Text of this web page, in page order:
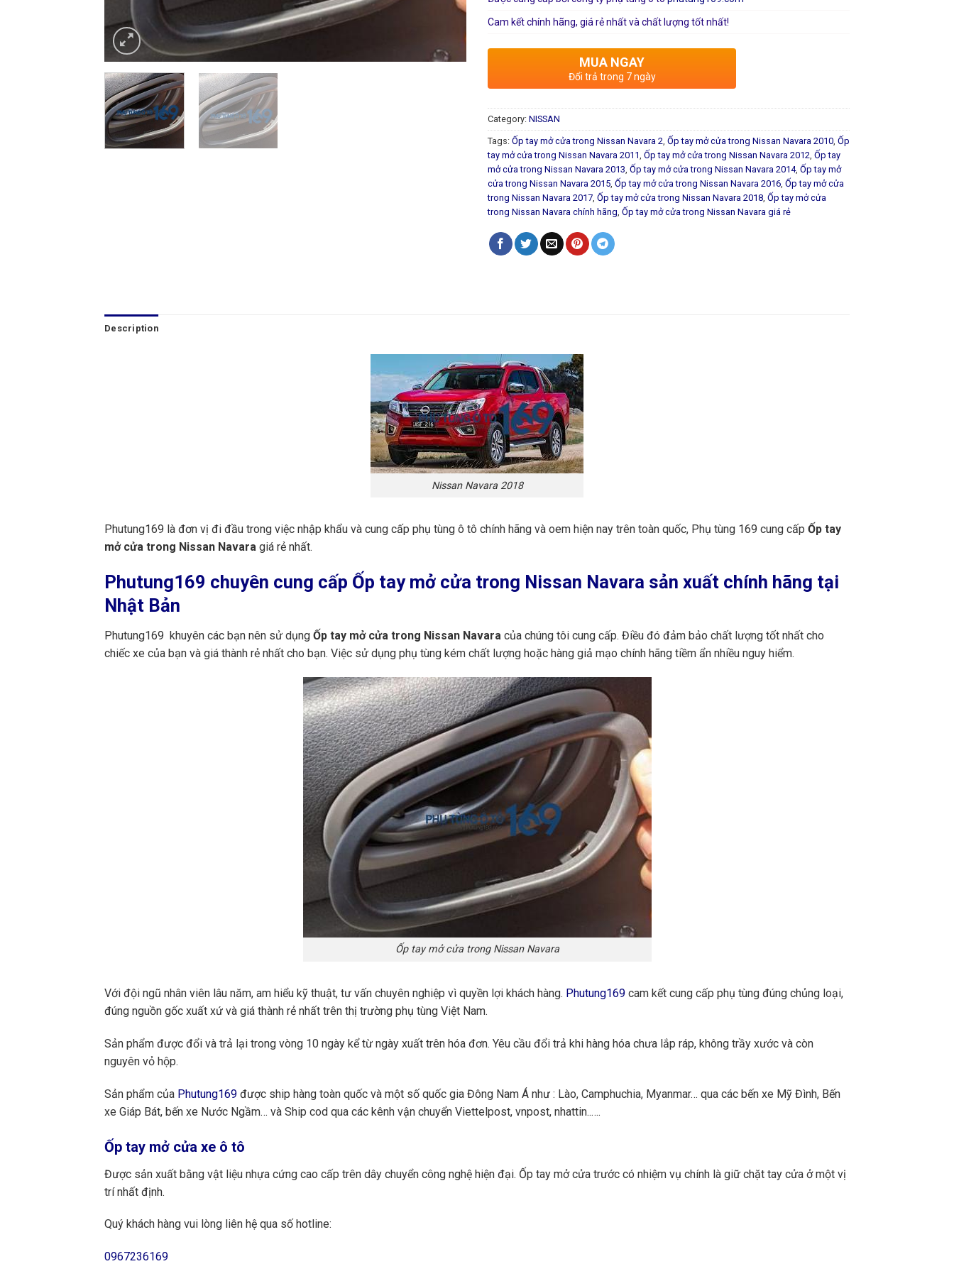
Cam kết chính hãng, giá rẻ nhất và chất lượng tốt nhất!
MUA NGAY
Đổi trả trong 7 ngày
Category: NISSAN
Tags: Ốp tay mở cửa trong Nissan Navara 2 Ốp tay mở cửa trong Nissan Navara 2010 Ốp
tay mở cửa trong Nissan Navara 2011 Ốp tay mở cửa trong Nissan Navara 2012 Ốp tay
mở cửa trong Nissan Navara 2013 Ốp tay mở cửa trong Nissan Navara 2014, Ốp tay mở
cửa trong Nissan Navara 2015 Ốp tay mở cửa trong Nissan Navara 2016 Ốp tay mở cửa
trong Nissan Navara 2017 Ốp tay mở cửa trong Nissan Navara 2018 Ốp tay mở cửa
trong Nissan Navara chính hãng Ốp tay mở cửa trong Nissan Navara giá rẻ
Description
Nissan Navara 2018
Phutung169 là đơn vị đi đầu trong việc nhập khẩu và cung cấp phụ tùng ô tô chính hãng và oem hiện nay trên toàn quốc, Phụ tùng 169 cung cấp Ốp tay
mở cửa trong Nissan Navara giá rẻ nhất.
Phutung169 chuyên cung cấp Ốp tay mở cửa trong Nissan Navara sản xuất chính hãng tại
Nhật Bản
Phutung169 khuyên các bạn nên sử dụng Ốp tay mở cửa trong Nissan Navara của chúng tôi cung cấp. Điều đó đảm bảo chất lượng tốt nhất cho
chiếc xe của bạn và giá thành rẻ nhất cho bạn. Việc sử dụng phụ tùng kém chất lượng hoặc hàng giả mạo chính hãng tiềm ẩn nhiều nguy hiểm.
Ốp tay mở cửa trong Nissan Navara
Với đội ngũ nhân viên lâu năm, am hiểu kỹ thuật, tư vấn chuyên nghiệp vì quyền lợi khách hàng. Phutung169 cam kết cung cấp phụ tùng đúng chủng loại,
đúng nguồn gốc xuất xứ và giá thành rẻ nhất trên thị trường phụ tùng Việt Nam.
Sản phẩm được đổi và trả lại trong vòng 10 ngày kể từ ngày xuất trên hóa đơn. Yêu cầu đổi trả khi hàng hóa chưa lắp ráp, không trầy xước và còn
nguyên vỏ hộp.
Sản phẩm của Phutung169 được ship hàng toàn quốc và một số quốc gia Đông Nam Á như : Lào, Camphuchia, Myanmar… qua các bến xe Mỹ Đình, Bến
xe Giáp Bát, bến xe Nước Ngầm… và Ship cod qua các kênh vận chuyển Viettelpost, vnpost, nhattin..….
Ốp tay mở cửa xe ô tô
Được sản xuất bằng vật liệu nhựa cứng cao cấp trên dây chuyển công nghệ hiện đại. Ốp tay mở cửa trước có nhiệm vụ chính là giữ chặt tay cửa ở một vị
trí nhất định.
Quý khách hàng vui lòng liên hệ qua số hotline:
0967236169